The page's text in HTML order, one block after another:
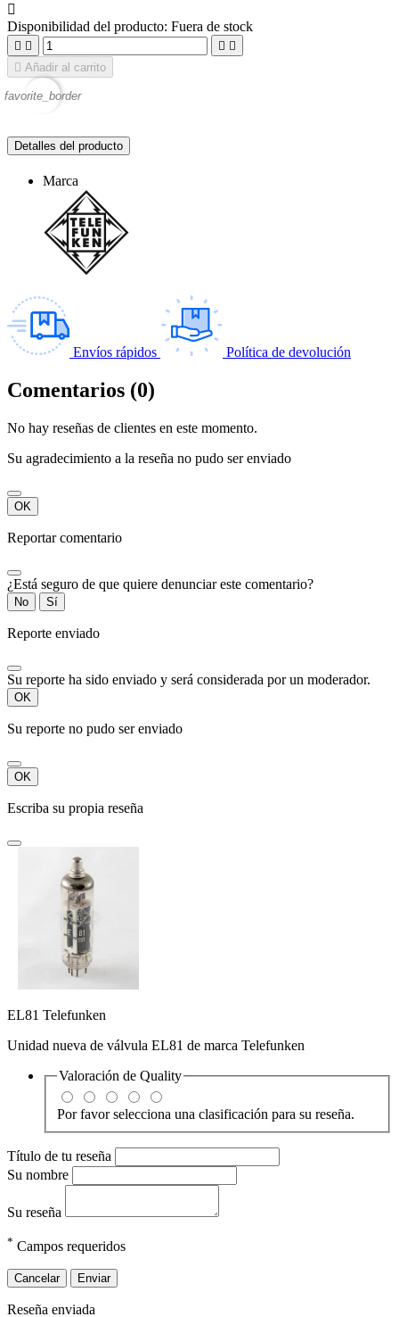

Disponibilidad del producto: Fuera de stock
   
 Añadir al carrito
favorite_border
Detalles del producto
Marca
Envíos rápidos Política de devolución
Comentarios (0)
No hay reseñas de clientes en este momento.
Su agradecimiento a la reseña no pudo ser enviado
OK
Reportar comentario
¿Está seguro de que quiere denunciar este comentario?
No Sí
Reporte enviado
Su reporte ha sido enviado y será considerada por un moderador.
OK
Su reporte no pudo ser enviado
OK
Escriba su propia reseña
EL81 Telefunken
Unidad nueva de válvula EL81 de marca Telefunken
Valoración de Quality
Por favor selecciona una clasificación para su reseña.
Título de tu reseña
Su nombre
Su reseña
* Campos requeridos
Cancelar Enviar
Reseña enviada